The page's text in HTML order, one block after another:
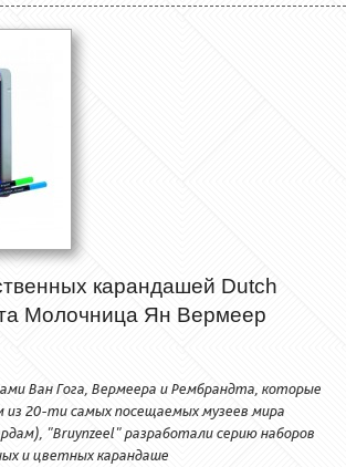
карандашей Dutch
Молочница Ян Вермеер
Ван Гога, Вермеера и Рембрандта, которые
из 20-ти самых посещаемых музеев мира
"Bruynzeel" разработали серию наборов
и цветных карандаше